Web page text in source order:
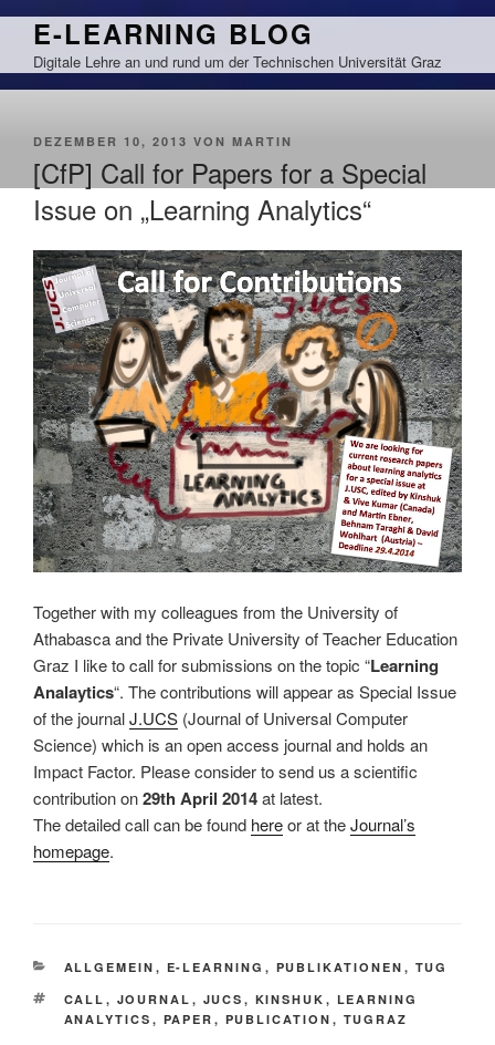
Zum
springen
E-LEARNING BLOG
Digitale Lehre an und rund um der Technischen Universität Graz
VERÖFFENTLICHT
DEZEMBER 10, 2013 VON MARTIN
[CfP] Call for Papers for a Special
Issue on „Learning Analytics“
Together with my colleagues from the University of
Athabasca and the Private University of Teacher Education
Graz I like to call for submissions on the topic “Learning
Analaytics“. The contributions will appear as Special Issue
of the journalJ.UCS (Journal of Universal Computer
Science) which is an open access journal and holds an
Impact Factor. Please consider to send us a scientific
contribution on29th April 2014at latest.
The detailed call can be found hereor at theJournal’s
homepage.
KATEGORIEN
ALLGEMEIN , E-LEARNING , PUBLIKATIONEN , TUG
SCHLAGWÖRTER
CALL , JOURNAL , JUCS , KINSHUK , LEARNING
ANALYTICS , PAPER , PUBLICATION , TUGRAZ